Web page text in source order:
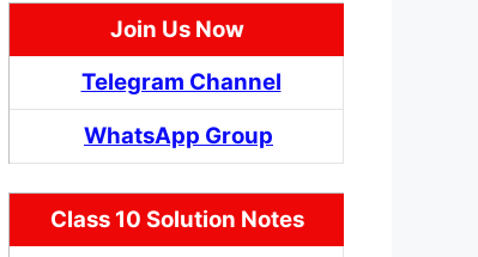
Join Us Now
Telegram Channel
WhatsApp Group
Class 10 Solution Notes